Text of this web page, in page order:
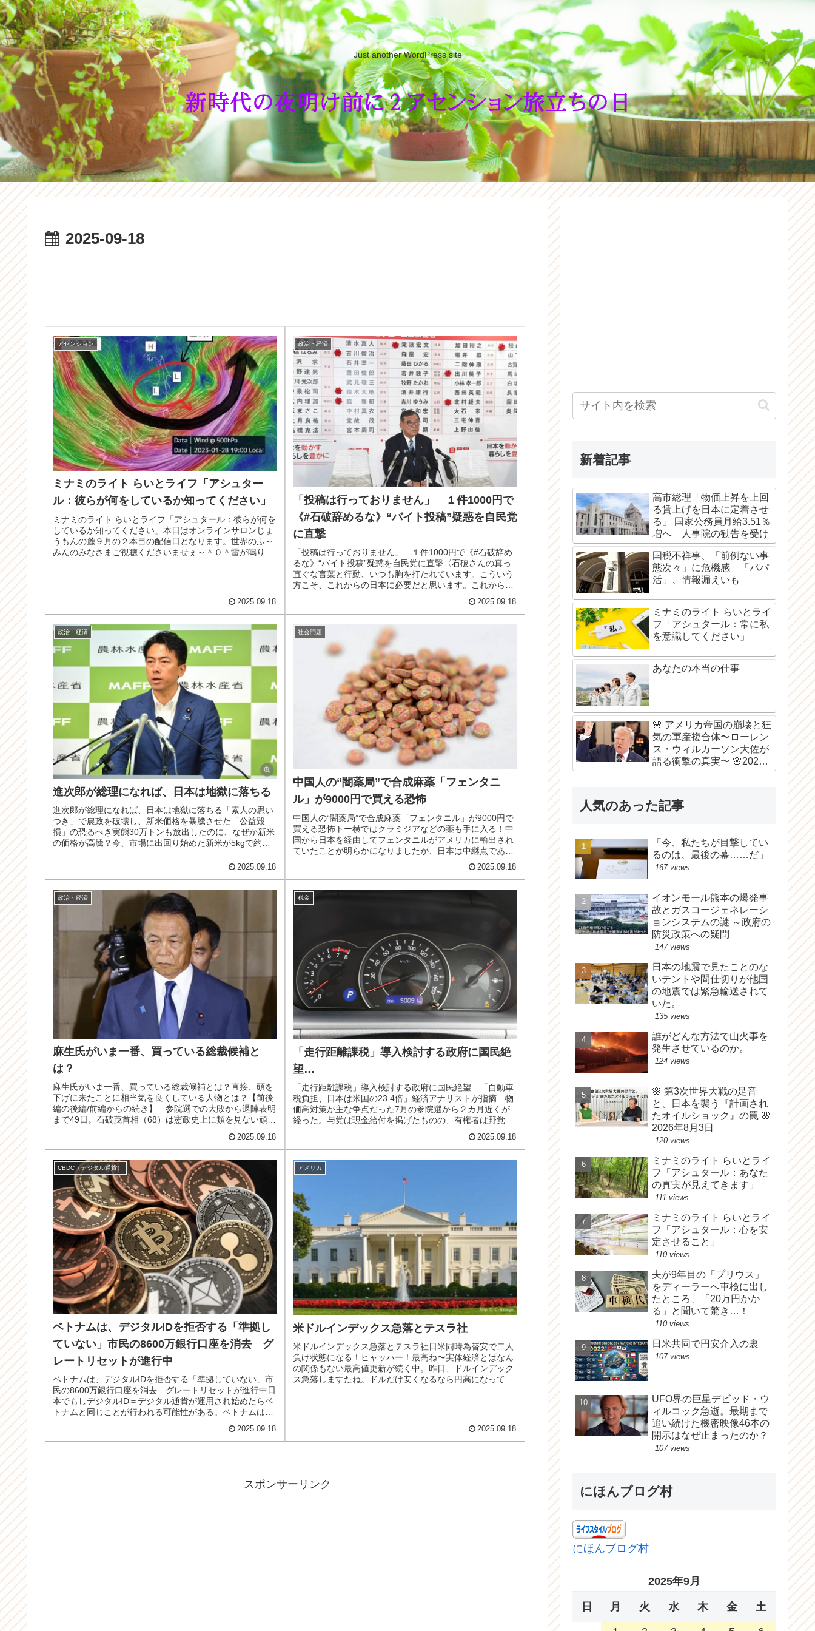
Just another WordPress site
2025-09-18
アセンション
ミナミのライト らいとライフ「アシュター
ル：彼らが何をしているか知ってください」
ミナミのライト らいとライフ「アシュタール：彼らが何を
しているか知ってください」本日はオンラインサロンじょ
うもんの麓９月の２本目の配信日となります。世界のふ～
みんのみなさまご視聴くださいませぇ～＾０＾雷が鳴り、
2025.09.18
政治・経済
「投稿は行っておりません」 １件1000円で
《#石破辞めるな》“バイト投稿”疑惑を自民党
に直撃
「投稿は行っておりません」 １件1000円で《#石破辞め
るな》“バイト投稿”疑惑を自民党に直撃〈石破さんの真っ
直ぐな言葉と行動、いつも胸を打たれています。こういう
方こそ、これからの日本に必要だと思います。これからも
2025.09.18
政治・経済
進次郎が総理になれば、日本は地獄に落ちる
進次郎が総理になれば、日本は地獄に落ちる「素人の思い
つき」で農政を破壊し、新米価格を暴騰させた「公益毀
損」の恐るべき実態30万トンも放出したのに、なぜか新米
の価格が高騰？今、市場に出回り始めた新米が5kgで約
2025.09.18
社会問題
中国人の“闇薬局”で合成麻薬「フェンタニ
ル」が9000円で買える恐怖
中国人の“闇薬局”で合成麻薬「フェンタニル」が9000円で
買える恐怖トー横ではクラミジアなどの薬も手に入る！中
国から日本を経由してフェンタニルがアメリカに輸出され
ていたことが明らかになりましたが、日本は中継点であっ
2025.09.18
政治・経済
麻生氏がいま一番、買っている総裁候補と
は？
麻生氏がいま一番、買っている総裁候補とは？直接、頭を
下げに来たことに相当気を良くしている人物とは？【前後
編の後編/前編からの続き】 参院選での大敗から退陣表明
まで49日。石破茂首相（68）は憲政史上に類を見ない頑迷
2025.09.18
税金
「走行距離課税」導入検討する政府に国民絶
望…
「走行距離課税」導入検討する政府に国民絶望…「自動車
税負担、日本は米国の23.4倍」経済アナリストが指摘 物
価高対策が主な争点だった7月の参院選から２カ月近くが
経った。与党は現金給付を掲げたものの、有権者は野党が
2025.09.18
CBDC（デジタル通貨）
ベトナムは、デジタルIDを拒否する「準拠し
ていない」市民の8600万銀行口座を消去 グ
レートリセットが進行中
ベトナムは、デジタルIDを拒否する「準拠していない」市
民の8600万銀行口座を消去 グレートリセットが進行中日
本でもしデジタルID＝デジタル通貨が運用され始めたらベ
トナムと同じことが行われる可能性がある。ベトナムは、
2025.09.18
アメリカ
米ドルインデックス急落とテスラ社
米ドルインデックス急落とテスラ社日米同時為替安で二人
負け状態になる！ヒャッハー！最高ね〜実体経済とはなん
の関係もない最高値更新が続く中。昨日、ドルインデック
ス急落しますたね。ドルだけ安くなるなら円高になってし
2025.09.18
スポンサーリンク
新着記事
高市総理「物価上昇を上回
る賃上げを日本に定着させ
る」 国家公務員月給3.51％
増へ 人事院の勧告を受け
国税不祥事、「前例ない事
態次々」に危機感 「パパ
活」、情報漏えいも
ミナミのライト らいとライ
フ「アシュタール：常に私
を意識してください」
あなたの本当の仕事
🌸 アメリカ帝国の崩壊と狂
気の軍産複合体〜ローレン
ス・ウィルカーソン大佐が
語る衝撃の真実〜 🌸2026
年8月6日
人気のあった記事
「今、私たちが目撃してい
るのは、最後の幕……だ」
167 views
イオンモール熊本の爆発事
故とガスコージェネレーシ
ョンシステムの謎 ～政府の
防災政策への疑問
147 views
日本の地震で見たことのな
いテントや間仕切りが他国
の地震では緊急輸送されて
いた。
135 views
誰がどんな方法で山火事を
発生させているのか。
124 views
🌸 第3次世界大戦の足音
と、日本を襲う『計画され
たオイルショック』の罠 🌸
2026年8月3日
120 views
ミナミのライト らいとライ
フ「アシュタール：あなた
の真実が見えてきます」
111 views
ミナミのライト らいとライ
フ「アシュタール：心を安
定させること」
110 views
夫が9年目の「プリウス」
をディーラーへ車検に出し
たところ、「20万円かか
る」と聞いて驚き…！
110 views
日米共同で円安介入の裏
107 views
UFO界の巨星デビッド・ウ
ィルコック急逝。最期まで
追い続けた機密映像46本の
開示はなぜ止まったのか？
107 views
にほんブログ村
にほんブログ村
2025年9月
日 月 火 水 木 金 土